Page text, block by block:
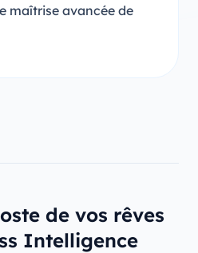
maîtrise avancée de
de vos rêves
Intelligence